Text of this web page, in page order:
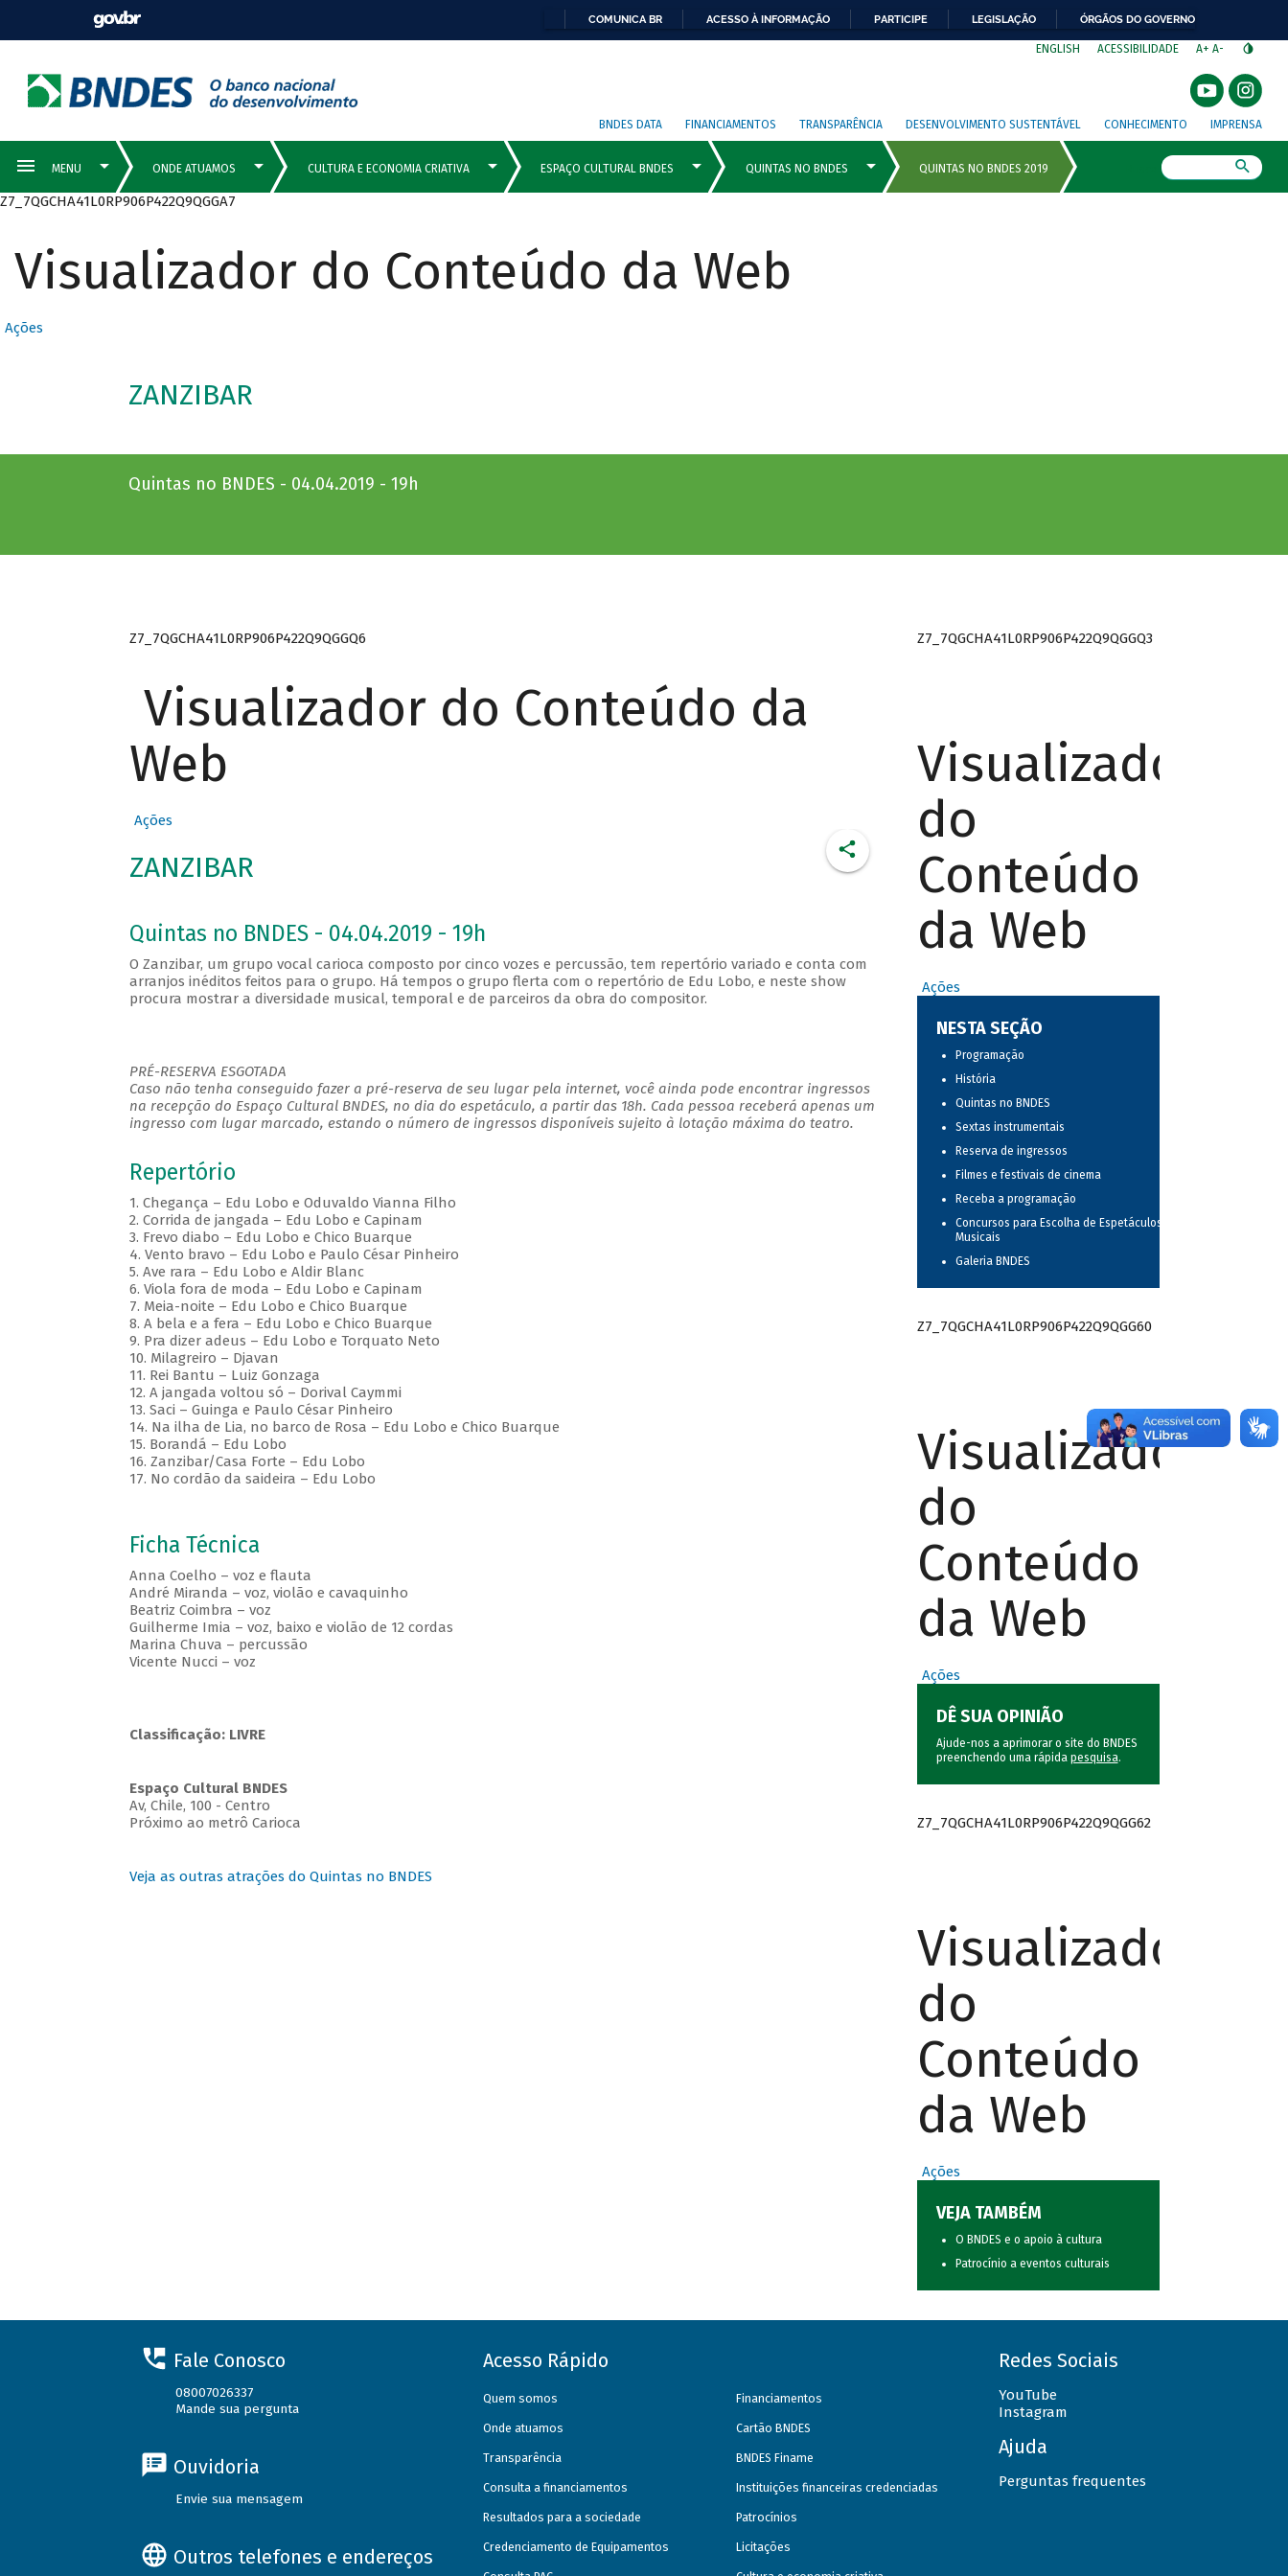
COMUNICA BR ACESSO À INFORMAÇÃO PARTICIPE LEGISLAÇÃO ÓRGÃOS DO GOVERNO
ENGLISH ACESSIBILIDADE A+ A-
BNDES DATA FINANCIAMENTOS TRANSPARÊNCIA DESENVOLVIMENTO SUSTENTÁVEL CONHECIMENTO IMPRENSA
Z7_7QGCHA41L0RP906P422Q9QGGA7
Visualizador do Conteúdo da Web
Ações
ZANZIBAR
Quintas no BNDES - 04.04.2019 - 19h
Z7_7QGCHA41L0RP906P422Q9QGGQ6
Visualizador do Conteúdo da
Web
Ações
ZANZIBAR
Quintas no BNDES - 04.04.2019 - 19h
O Zanzibar, um grupo vocal carioca composto por cinco vozes e percussão, tem repertório variado e conta com
arranjos inéditos feitos para o grupo. Há tempos o grupo flerta com o repertório de Edu Lobo, e neste show
procura mostrar a diversidade musical, temporal e de parceiros da obra do compositor.
PRÉ-RESERVA ESGOTADA
Caso não tenha conseguido fazer a pré-reserva de seu lugar pela internet, você ainda pode encontrar ingressos
na recepção do Espaço Cultural BNDES, no dia do espetáculo, a partir das 18h. Cada pessoa receberá apenas um
ingresso com lugar marcado, estando o número de ingressos disponíveis sujeito à lotação máxima do teatro.
Repertório
1. Chegança – Edu Lobo e Oduvaldo Vianna Filho
2. Corrida de jangada – Edu Lobo e Capinam
3. Frevo diabo – Edu Lobo e Chico Buarque
4. Vento bravo – Edu Lobo e Paulo César Pinheiro
5. Ave rara – Edu Lobo e Aldir Blanc
6. Viola fora de moda – Edu Lobo e Capinam
7. Meia-noite – Edu Lobo e Chico Buarque
8. A bela e a fera – Edu Lobo e Chico Buarque
9. Pra dizer adeus – Edu Lobo e Torquato Neto
10. Milagreiro – Djavan
11. Rei Bantu – Luiz Gonzaga
12. A jangada voltou só – Dorival Caymmi
13. Saci – Guinga e Paulo César Pinheiro
14. Na ilha de Lia, no barco de Rosa – Edu Lobo e Chico Buarque
15. Borandá – Edu Lobo
16. Zanzibar/Casa Forte – Edu Lobo
17. No cordão da saideira – Edu Lobo
Ficha Técnica
Anna Coelho – voz e flauta
André Miranda – voz, violão e cavaquinho
Beatriz Coimbra – voz
Guilherme Imia – voz, baixo e violão de 12 cordas
Marina Chuva – percussão
Vicente Nucci – voz
Classificação: LIVRE
Espaço Cultural BNDES
Av, Chile, 100 - Centro
Próximo ao metrô Carioca
Veja as outras atrações do Quintas no BNDES
Z7_7QGCHA41L0RP906P422Q9QGGQ3
Visualizador
do
Conteúdo
da Web
Ações
NESTA SEÇÃO
Programação
História
Quintas no BNDES
Sextas instrumentais
Reserva de ingressos
Filmes e festivais de cinema
Receba a programação
Concursos para Escolha de Espetáculos
Musicais
Galeria BNDES
Z7_7QGCHA41L0RP906P422Q9QGG60
Visualizador
do
Conteúdo
da Web
Ações
DÊ SUA OPINIÃO
Ajude-nos a aprimorar o site do BNDES
preenchendo uma rápida pesquisa.
Z7_7QGCHA41L0RP906P422Q9QGG62
Visualizador
do
Conteúdo
da Web
Ações
VEJA TAMBÉM
O BNDES e o apoio à cultura
Patrocínio a eventos culturais
Fale Conosco
08007026337
Mande sua pergunta
Ouvidoria
Envie sua mensagem
Outros telefones e endereços
Acesso Rápido
Quem somos
Onde atuamos
Transparência
Consulta a financiamentos
Resultados para a sociedade
Credenciamento de Equipamentos
Financiamentos
Cartão BNDES
BNDES Finame
Instituições financeiras credenciadas
Patrocínios
Licitações
Redes Sociais
YouTube
Instagram
Ajuda
Perguntas frequentes